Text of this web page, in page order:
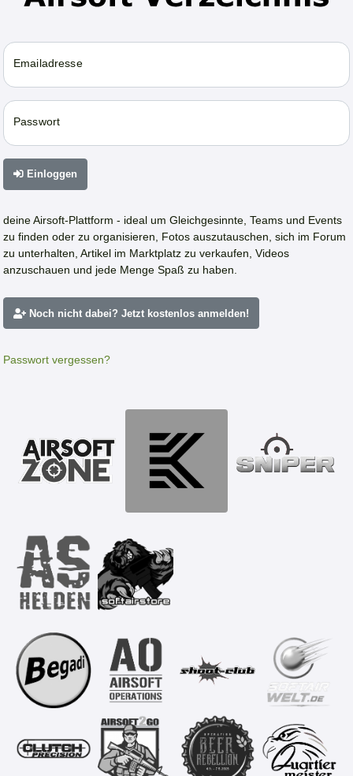
Emailadresse
Passwort
Einloggen
deine Airsoft-Plattform - ideal um Gleichgesinnte, Teams und Events
zu finden oder zu organisieren, Fotos auszutauschen, sich im Forum
zu unterhalten, Artikel im Marktplatz zu verkaufen, Videos
anzuschauen und jede Menge Spaß zu haben.
Noch nicht dabei? Jetzt kostenlos anmelden!
Passwort vergessen?